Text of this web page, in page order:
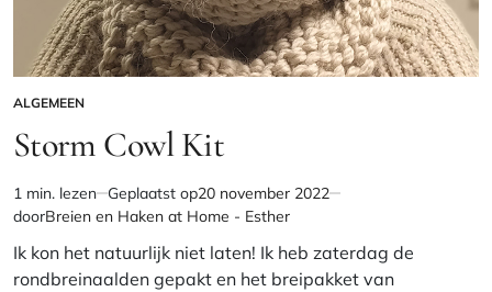
GEPLAATST
IN
ALGEMEEN
Storm Cowl Kit
Geschatte
leestijd
1 min. lezen Geplaatst op20 november 2022
doorBreien en Haken at Home - Esther
Ik kon het natuurlijk niet laten! Ik heb zaterdag de
rondbreinaalden gepakt en het breipakket van